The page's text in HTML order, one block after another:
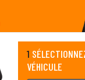
1
VÉHICULE